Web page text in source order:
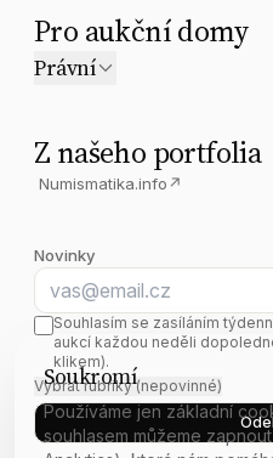
Soukromí
Používáme jen základní
souhlasem můžeme
Pro aukční domy
Právní
Z našeho portfolia
Numismatika.info ↗
Novinky
E-mail
Souhlasím se zasíláním
aukcí každou neděli
klikem).
Vybrat rubriky (nepovinné)